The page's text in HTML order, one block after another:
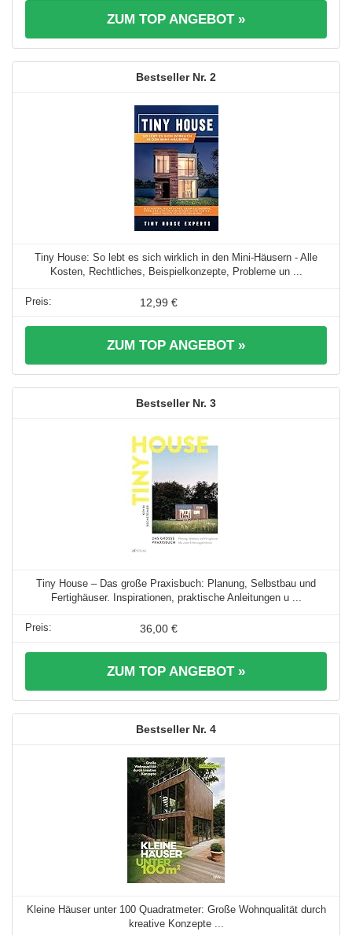
ZUM TOP ANGEBOT »
2
Tiny House: So lebt es sich wirklich in den Mini-Häusern - Alle
Kosten, Rechtliches, Beispielkonzepte, Probleme un ...
12,99 €
ZUM TOP ANGEBOT »
3
Tiny House – Das große Praxisbuch: Planung, Selbstbau und
Fertighäuser. Inspirationen, praktische Anleitungen u ...
36,00 €
ZUM TOP ANGEBOT »
4
Kleine Häuser unter 100 Quadratmeter: Große Wohnqualität durch
kreative Konzepte ...